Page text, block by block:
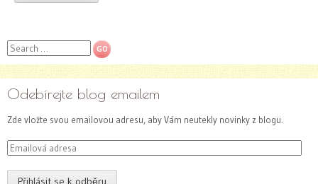
Search
Odebírejte blog emailem
Zde vložte svou emailovou adresu, aby Vám neutekly novinky z blogu.
Emailová
Přihlásit se k odběru